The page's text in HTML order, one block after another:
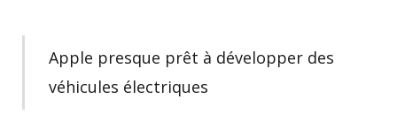
Apple presque prêt à développer des
véhicules électriques